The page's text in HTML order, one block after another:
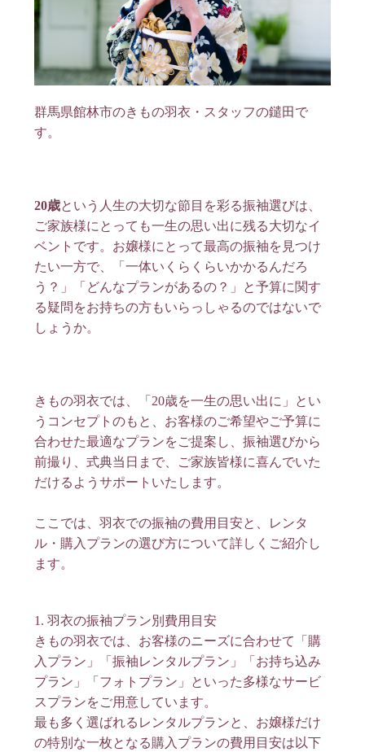
群馬県館林市のきもの羽衣・スタッフの鑓田で
す。
20歳という人生の大切な節目を彩る振袖選びは、
ご家族様にとっても一生の思い出に残る大切なイ
ベントです。お嬢様にとって最高の振袖を見つけ
たい一方で、「一体いくらくらいかかるんだろ
う？」「どんなプランがあるの？」と予算に関す
る疑問をお持ちの方もいらっしゃるのではないで
しょうか。
きもの羽衣では、「20歳を一生の思い出に」とい
うコンセプトのもと、お客様のご希望やご予算に
合わせた最適なプランをご提案し、振袖選びから
前撮り、式典当日まで、ご家族皆様に喜んでいた
だけるようサポートいたします。
ここでは、羽衣での振袖の費用目安と、レンタ
ル・購入プランの選び方について詳しくご紹介し
ます。
1. 羽衣の振袖プラン別費用目安
きもの羽衣では、お客様のニーズに合わせて「購
入プラン」「振袖レンタルプラン」「お持ち込み
プラン」「フォトプラン」といった多様なサービ
スプランをご用意しています。
最も多く選ばれるレンタルプランと、お嬢様だけ
の特別な一枚となる購入プランの費用目安は以下